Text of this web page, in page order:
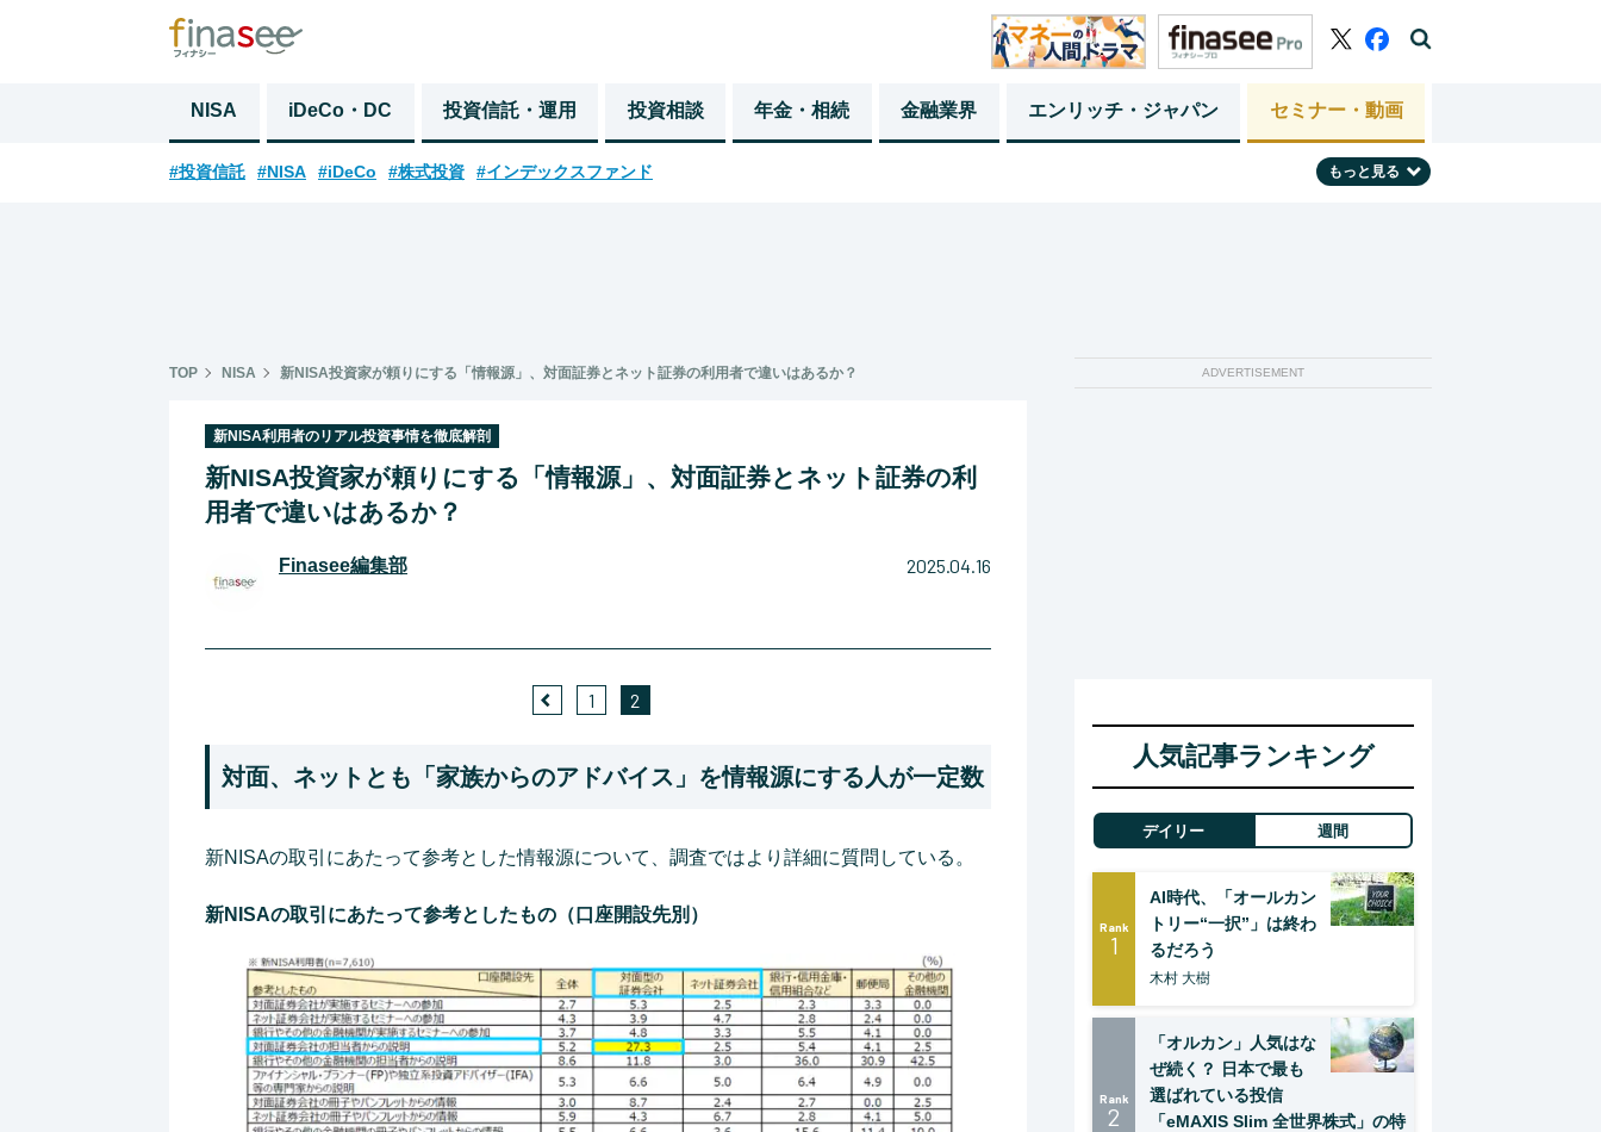
NISA iDeCo・DC 投資信託・運用 投資相談 年金・相続 金融業界 エンリッチ・ジャパン セミナー・動画
#投資信託 #NISA #iDeCo #株式投資 #インデックスファンド もっと見る
TOP NISA 新NISA投資家が頼りにする「情報源」、対面証券とネット証券の利用者で違いはあるか？
新NISA利用者のリアル投資事情を徹底解剖
新NISA投資家が頼りにする「情報源」、対面証券とネット証券の利
用者で違いはあるか？
Finasee編集部 2025.04.16
1 2
対面、ネットとも「家族からのアドバイス」を情報源にする人が一定数
新NISAの取引にあたって参考とした情報源について、調査ではより詳細に質問している。
新NISAの取引にあたって参考としたもの（口座開設先別）
ADVERTISEMENT
人気記事ランキング
デイリー 週間
Rank
1
AI時代、「オールカン
トリー“一択”」は終わ
るだろう
木村 大樹
Rank
2
「オルカン」人気はな
ぜ続く？ 日本で最も
選ばれている投信
「eMAXIS Slim 全世界株式」の特